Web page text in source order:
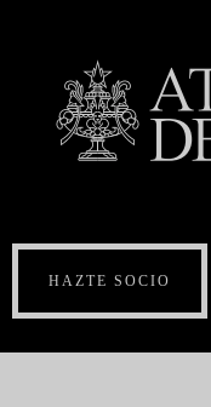
HAZTE SOCIO